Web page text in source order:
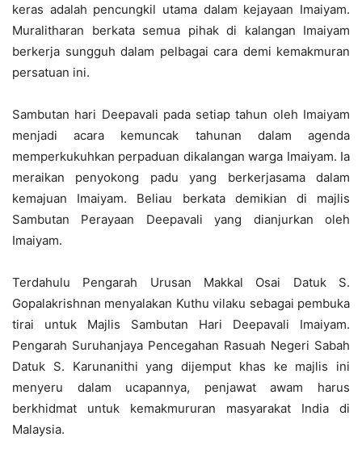
keras adalah pencungkil utama dalam kejayaan Imaiyam.
Muralitharan berkata semua pihak di kalangan Imaiyam
berkerja sungguh dalam pelbagai cara demi kemakmuran
persatuan ini.
Sambutan hari Deepavali pada setiap tahun oleh Imaiyam
menjadi acara kemuncak tahunan dalam agenda
memperkukuhkan perpaduan dikalangan warga Imaiyam. Ia
meraikan penyokong padu yang berkerjasama dalam
kemajuan Imaiyam. Beliau berkata demikian di majlis
Sambutan Perayaan Deepavali yang dianjurkan oleh
Imaiyam.
Terdahulu Pengarah Urusan Makkal Osai Datuk S.
Gopalakrishnan menyalakan Kuthu vilaku sebagai pembuka
tirai untuk Majlis Sambutan Hari Deepavali Imaiyam.
Pengarah Suruhanjaya Pencegahan Rasuah Negeri Sabah
Datuk S. Karunanithi yang dijemput khas ke majlis ini
menyeru dalam ucapannya, penjawat awam harus
berkhidmat untuk kemakmururan masyarakat India di
Malaysia.